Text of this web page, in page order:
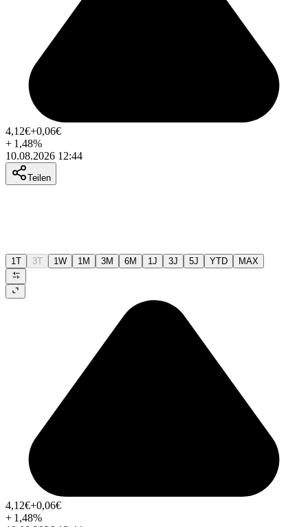
4,12€+0,06€
+ 1,48%
10.08.2026 12:44
Teilen
1T 3T 1W 1M 3M 6M 1J 3J 5J YTD MAX
4,12€+0,06€
+ 1,48%